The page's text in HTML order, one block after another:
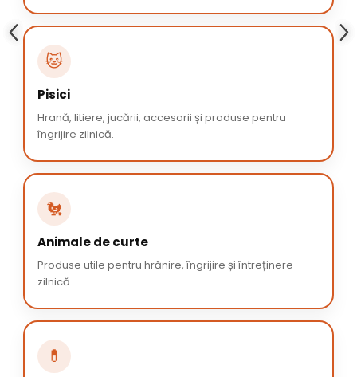
🐱
Pisici
Hrană, litiere, jucării, accesorii și produse pentru
îngrijire zilnică.
🐔
Animale de curte
Produse utile pentru hrănire, îngrijire și întreținere
zilnică.
💊